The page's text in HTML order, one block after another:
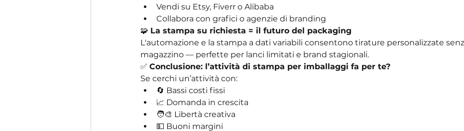
Vendi su Etsy, Fiverr o Alibaba
Collabora con grafici o agenzie di branding
🧩 La stampa su richiesta = il futuro del packaging
L'automazione e la stampa a dati variabili consentono tirature personalizzate
magazzino — perfette per lanci limitati e brand stagionali.
✅ Conclusione: l’attività di stampa per imballaggi fa per te?
Se cerchi un’attività con:
🔄 Bassi costi fissi
📈 Domanda in crescita
🧑‍🎨 Libertà creativa
💵 Buoni margini